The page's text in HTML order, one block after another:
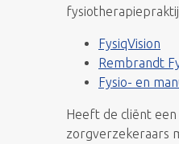
FysiqVision
Rembrandt
Fysio- en
Heeft de cliënt een
zorgverzekeraars